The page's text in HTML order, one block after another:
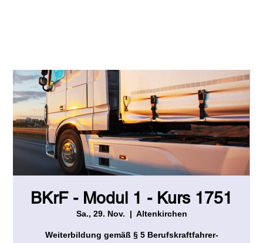
BKrF - Modul 1 - Kurs 1751
Sa., 29. Nov.
  |
Altenkirchen
Weiterbildung gemäß § 5 Berufskraftfahrer-